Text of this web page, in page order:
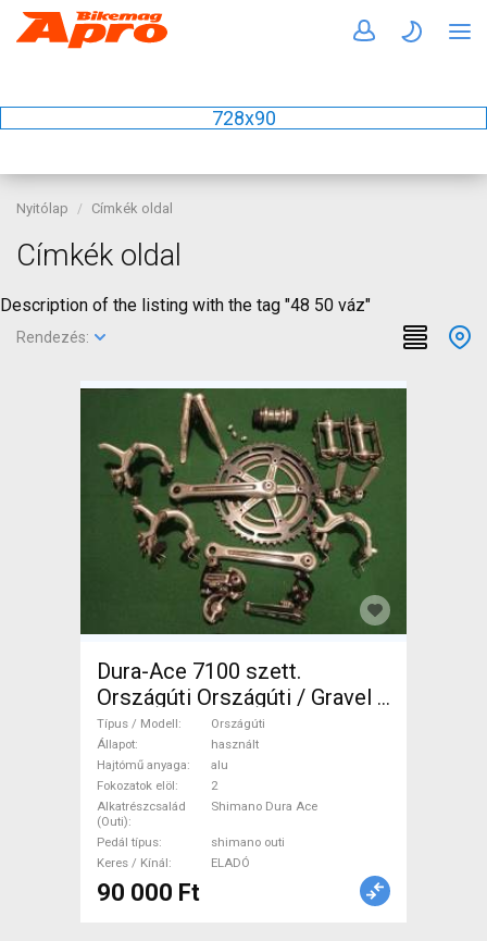
728x90
Nyitólap Címkék oldal
Címkék oldal
Description of the listing with the tag "48 50 váz"
Rendezés:
Dura-Ace 7100 szett.
Országúti Országúti / Gravel /
Triatlon Alkatrész, Országúti
Hajtásrendszer Shimano Dura
Ace shimano outi használt
ELADÓ
Típus / Modell
Országúti
Állapot
használt
Hajtómű anyaga
alu
Fokozatok elöl
2
Alkatrészcsalád
(Outi)
Shimano Dura Ace
Pedál típus
shimano outi
Keres / Kínál
ELADÓ
90 000 Ft